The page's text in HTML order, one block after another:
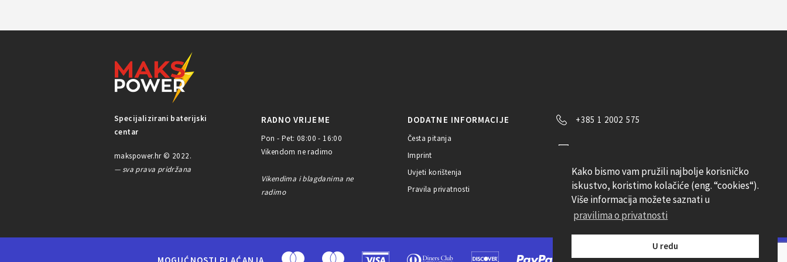
Kako bismo vam pružili najbolje korisničko
iskustvo, koristimo kolačiće (eng. “cookies“).
Više informacija možete saznati u
pravilima o privatnosti
U redu
Specijalizirani baterijski
centar
makspower.hr © 2022.
— sva prava pridržana
RADNO VRIJEME
Pon - Pet: 08:00 - 16:00
Vikendom ne radimo
Vikendima i blagdanima ne
radimo
DODATNE INFORMACIJE
Česta pitanja
Imprint
Uvjeti korištenja
Pravila privatnosti
+385 1 2002 575
Pratite nas